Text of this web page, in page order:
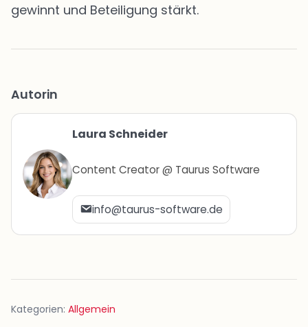
gewinnt und Beteiligung stärkt.
Autorin
Laura Schneider
Content Creator @ Taurus Software
info@taurus-software.de
Kategorien: Allgemein